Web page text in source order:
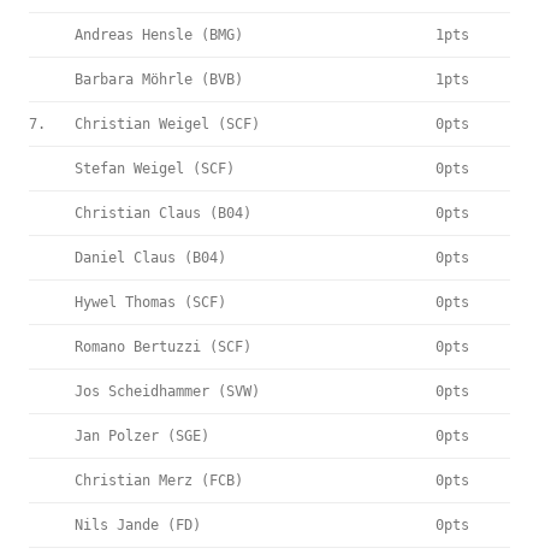
Andreas Hensle (BMG) 1pts
Barbara Möhrle (BVB) 1pts
7. Christian Weigel (SCF) 0pts
Stefan Weigel (SCF) 0pts
Christian Claus (B04) 0pts
Daniel Claus (B04) 0pts
Hywel Thomas (SCF) 0pts
Romano Bertuzzi (SCF) 0pts
Jos Scheidhammer (SVW) 0pts
Jan Polzer (SGE) 0pts
Christian Merz (FCB) 0pts
Nils Jande (FD) 0pts